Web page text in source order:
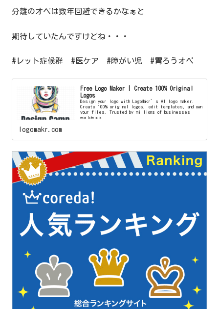
分離のオペは数年回避できるかなぁと
期待していたんですけどね・・・
#レット症候群 #医ケア #障がい児 #胃ろうオペ
Free Logo Maker | Create 100% Original
Logos
Design your logo with LogoMakr’s AI logo maker.
Create 100% original logos, edit templates, and own
your files. Trusted by millions of businesses
worldwide.
logomakr.com